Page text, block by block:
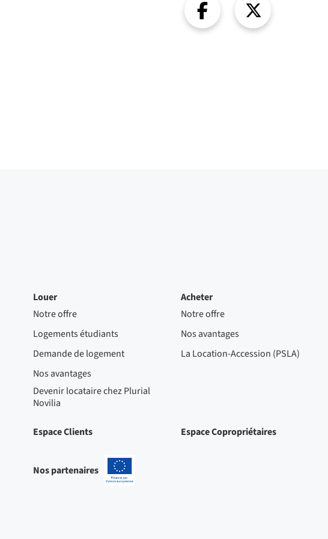
Louer
Notre offre
Logements étudiants
Demande de logement
Nos avantages
Devenir locataire chez Plurial
Novilia
Acheter
Notre offre
Nos avantages
La Location-Accession (PSLA)
Espace Clients Espace Copropriétaires
Nos partenaires
Projets